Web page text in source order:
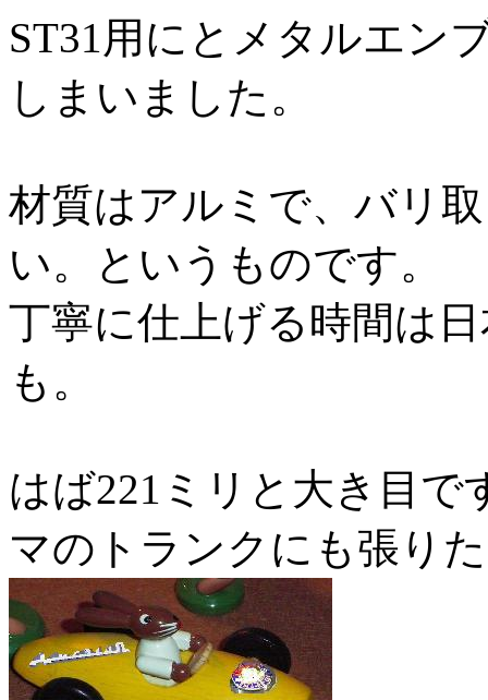
ST31用にとメタルエン
しまいました。
材質はアルミで、バリ
い。というものです。
丁寧に仕上げる時間は
も。
はば221ミリと大き目
マのトランクにも張り